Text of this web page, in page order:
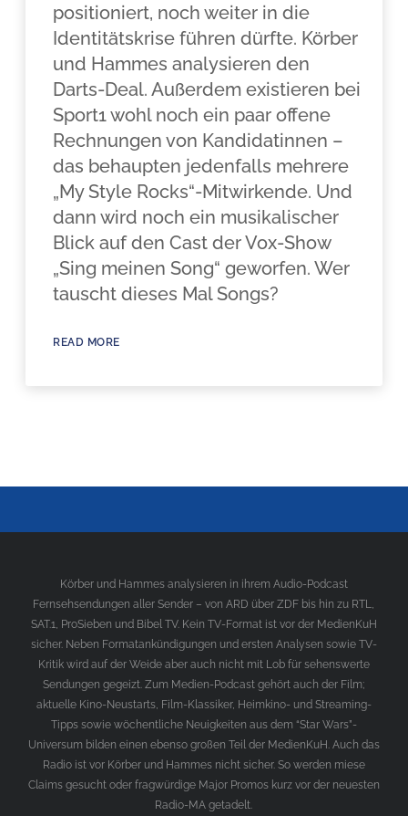
positioniert, noch weiter in die
Identitätskrise führen dürfte. Körber
und Hammes analysieren den
Darts-Deal. Außerdem existieren bei
Sport1 wohl noch ein paar offene
Rechnungen von Kandidatinnen –
das behaupten jedenfalls mehrere
„My Style Rocks“-Mitwirkende. Und
dann wird noch ein musikalischer
Blick auf den Cast der Vox-Show
„Sing meinen Song“ geworfen. Wer
tauscht dieses Mal Songs?
READ MORE
Körber und Hammes analysieren in ihrem Audio-Podcast
Fernsehsendungen aller Sender – von ARD über ZDF bis hin zu RTL,
SAT.1, ProSieben und Bibel TV. Kein TV-Format ist vor der MedienKuH
sicher. Neben Formatankündigungen und ersten Analysen sowie TV-
Kritik wird auf der Weide aber auch nicht mit Lob für sehenswerte
Sendungen gegeizt. Zum Medien-Podcast gehört auch der Film;
aktuelle Kino-Neustarts, Film-Klassiker, Heimkino- und Streaming-
Tipps sowie wöchentliche Neuigkeiten aus dem “Star Wars”-
Universum bilden einen ebenso großen Teil der MedienKuH. Auch das
Radio ist vor Körber und Hammes nicht sicher. So werden miese
Claims gesucht oder fragwürdige Major Promos kurz vor der neuesten
Radio-MA getadelt.